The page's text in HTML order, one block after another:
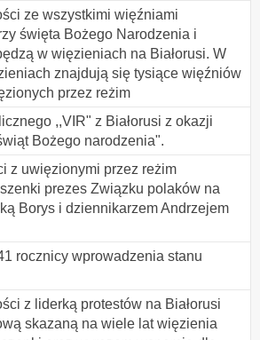
ze wszystkimi więźniami
święta Bożego Narodzenia i
w więzieniach na Białorusi. W
znajdują się tysiące więźniów
przez reżim
,,VIR" z Białorusi z okazji
Bożego narodzenia".
z uwięzionymi przez reżim
prezes Związku polaków na
Borys i dziennikarzem Andrzejem
rocznicy wprowadzenia stanu
z liderką protestów na Białorusi
skazaną na wiele lat więzienia